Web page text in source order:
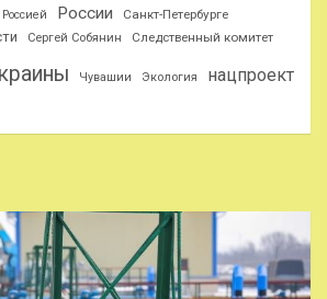
Россией России Санкт-Петербурге
Сергей Собянин Следственный комитет
Чувашии Экология
нацпроект